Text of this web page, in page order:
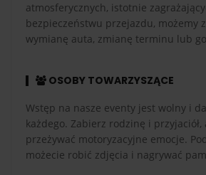
atmosferycznych, istotnie
bezpieczeństwu przejazdu, możemy
wymianę auta, zmianę terminu lub
OSOBY TOWARZYSZĄCE
Wstęp na nasze eventy jest wolny i
każdego. Zabierz rodzinę i przyjaciół,
przeżywać motoryzacyjne emocje.
możecie robić zdjęcia i nagrywać